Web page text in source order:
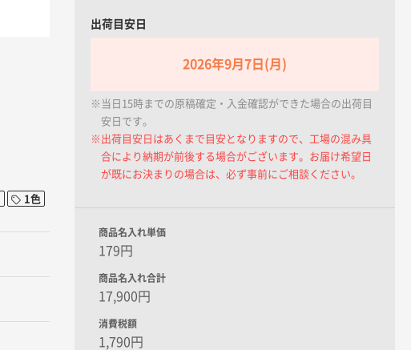
出荷目安日
2026年9月7日(月)
※当日15時までの原稿確定・入金確認ができた場合の出荷目
安日です。
※出荷目安日はあくまで目安となりますので、工場の混み具
合により納期が前後する場合がございます。お届け希望日
が既にお決まりの場合は、必ず事前にご相談ください。
商品名入れ単価
179円
商品名入れ合計
17,900円
消費税額
1,790円
1色